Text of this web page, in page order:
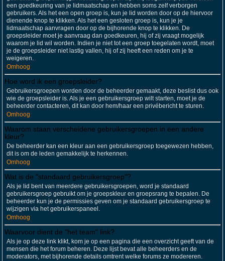
een goedkeuring van je lidmaatschap en hebben soms zelf verborgen
gebruikers. Als het een open groep is, kun je lid worden door op de hiervoor
dienende knop te klikken. Als het een gesloten groep is, kun je je
lidmaatschap aanvragen door op de bijhorende knop te klikken. De
groepsleider moet je aanvraag dan goedkeuren, hij of zij vraagt mogelijk
waarom je lid wil worden. Indien je niet tot een groep toegelaten wordt, moet
je de groepsleider niet lastig vallen, hij of zij heeft een reden om je te
weigeren.
Omhoog
Hoe word ik een groepsleider?
Gebruikersgroepen worden door de beheerder gemaakt, deze beslist dus ook
wie de groepsleider is. Als je een gebruikersgroep wilt starten, moet je de
beheerder contacteren, dit kan door hem/haar een privébericht te sturen.
Omhoog
Waarom staan verscheidene gebruikersgroepen in een andere
kleur?
De beheerder kan een kleur aan een gebruikersgroep toegewezen hebben,
dit is om de leden gemakkelijk te herkennen.
Omhoog
Wat is de "standaard gebruikersgroep"?
Als je lid bent van meerdere gebruikersgroepen, word je standaard
gebruikersgroep gebruikt om je groepskleur en groepsrang te bepalen. De
beheerder kun je de permissies geven om je standaard gebruikersgroep te
wijzigen via het gebruikerspaneel.
Omhoog
Waarvoor dient de "het team" link?
Als je op deze link klikt, kom je op een pagina die een overzicht geeft van de
mensen die het forum beheren. Deze lijst bevat alle beheerders en de
moderators, met bijhorende details omtrent welke forums ze modereren.